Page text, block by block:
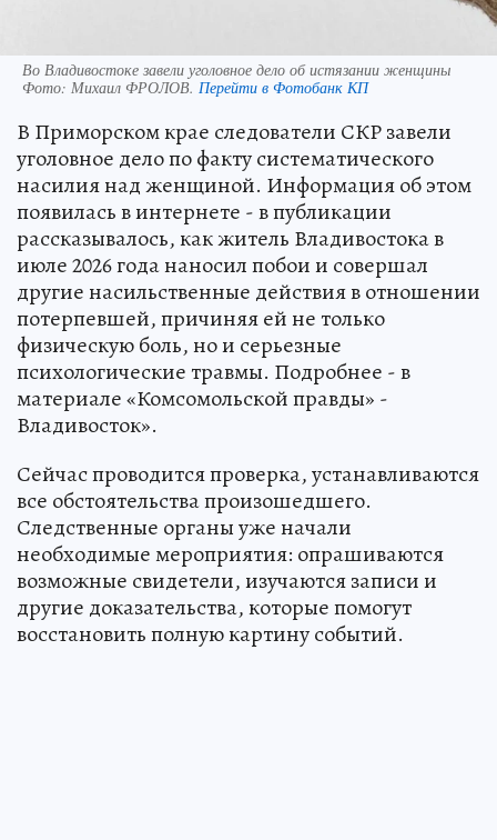
Во Владивостоке завели уголовное дело об истязании женщины
Фото: Михаил ФРОЛОВ. Перейти в Фотобанк КП
В Приморском крае следователи СКР завели
уголовное дело по факту систематического
насилия над женщиной. Информация об этом
появилась в интернете - в публикации
рассказывалось, как житель Владивостока в
июле 2026 года наносил побои и совершал
другие насильственные действия в отношении
потерпевшей, причиняя ей не только
физическую боль, но и серьезные
психологические травмы. Подробнее - в
материале «Комсомольской правды» -
Владивосток».
Сейчас проводится проверка, устанавливаются
все обстоятельства произошедшего.
Следственные органы уже начали
необходимые мероприятия: опрашиваются
возможные свидетели, изучаются записи и
другие доказательства, которые помогут
восстановить полную картину событий.